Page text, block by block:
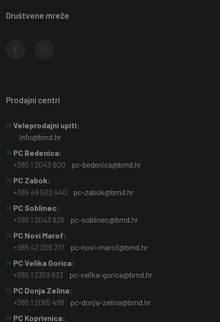
Društvene mreže
Prodajni centri
Veleprodajni upiti:
info@bmd.hr
PC Bedenica:
+385 1 2043 800
pc-bedenica@bmd.hr
PC Zabok:
+385 49 502 440
pc-zabok@bmd.hr
PC Soblinec:
+385 1 2043 826
pc-soblinec@bmd.hr
PC Novi Marof:
+385 42 205 217
pc-novi-marof@bmd.hr
PC Velika Gorica:
+385 1 2359 833
pc-velika-gorica@bmd.hr
PC Donja Zelina:
+385 1 2065 498
pc-donja-zelina@bmd.hr
PC Koprivnica: